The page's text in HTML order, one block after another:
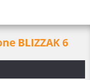
BLIZZAK 6